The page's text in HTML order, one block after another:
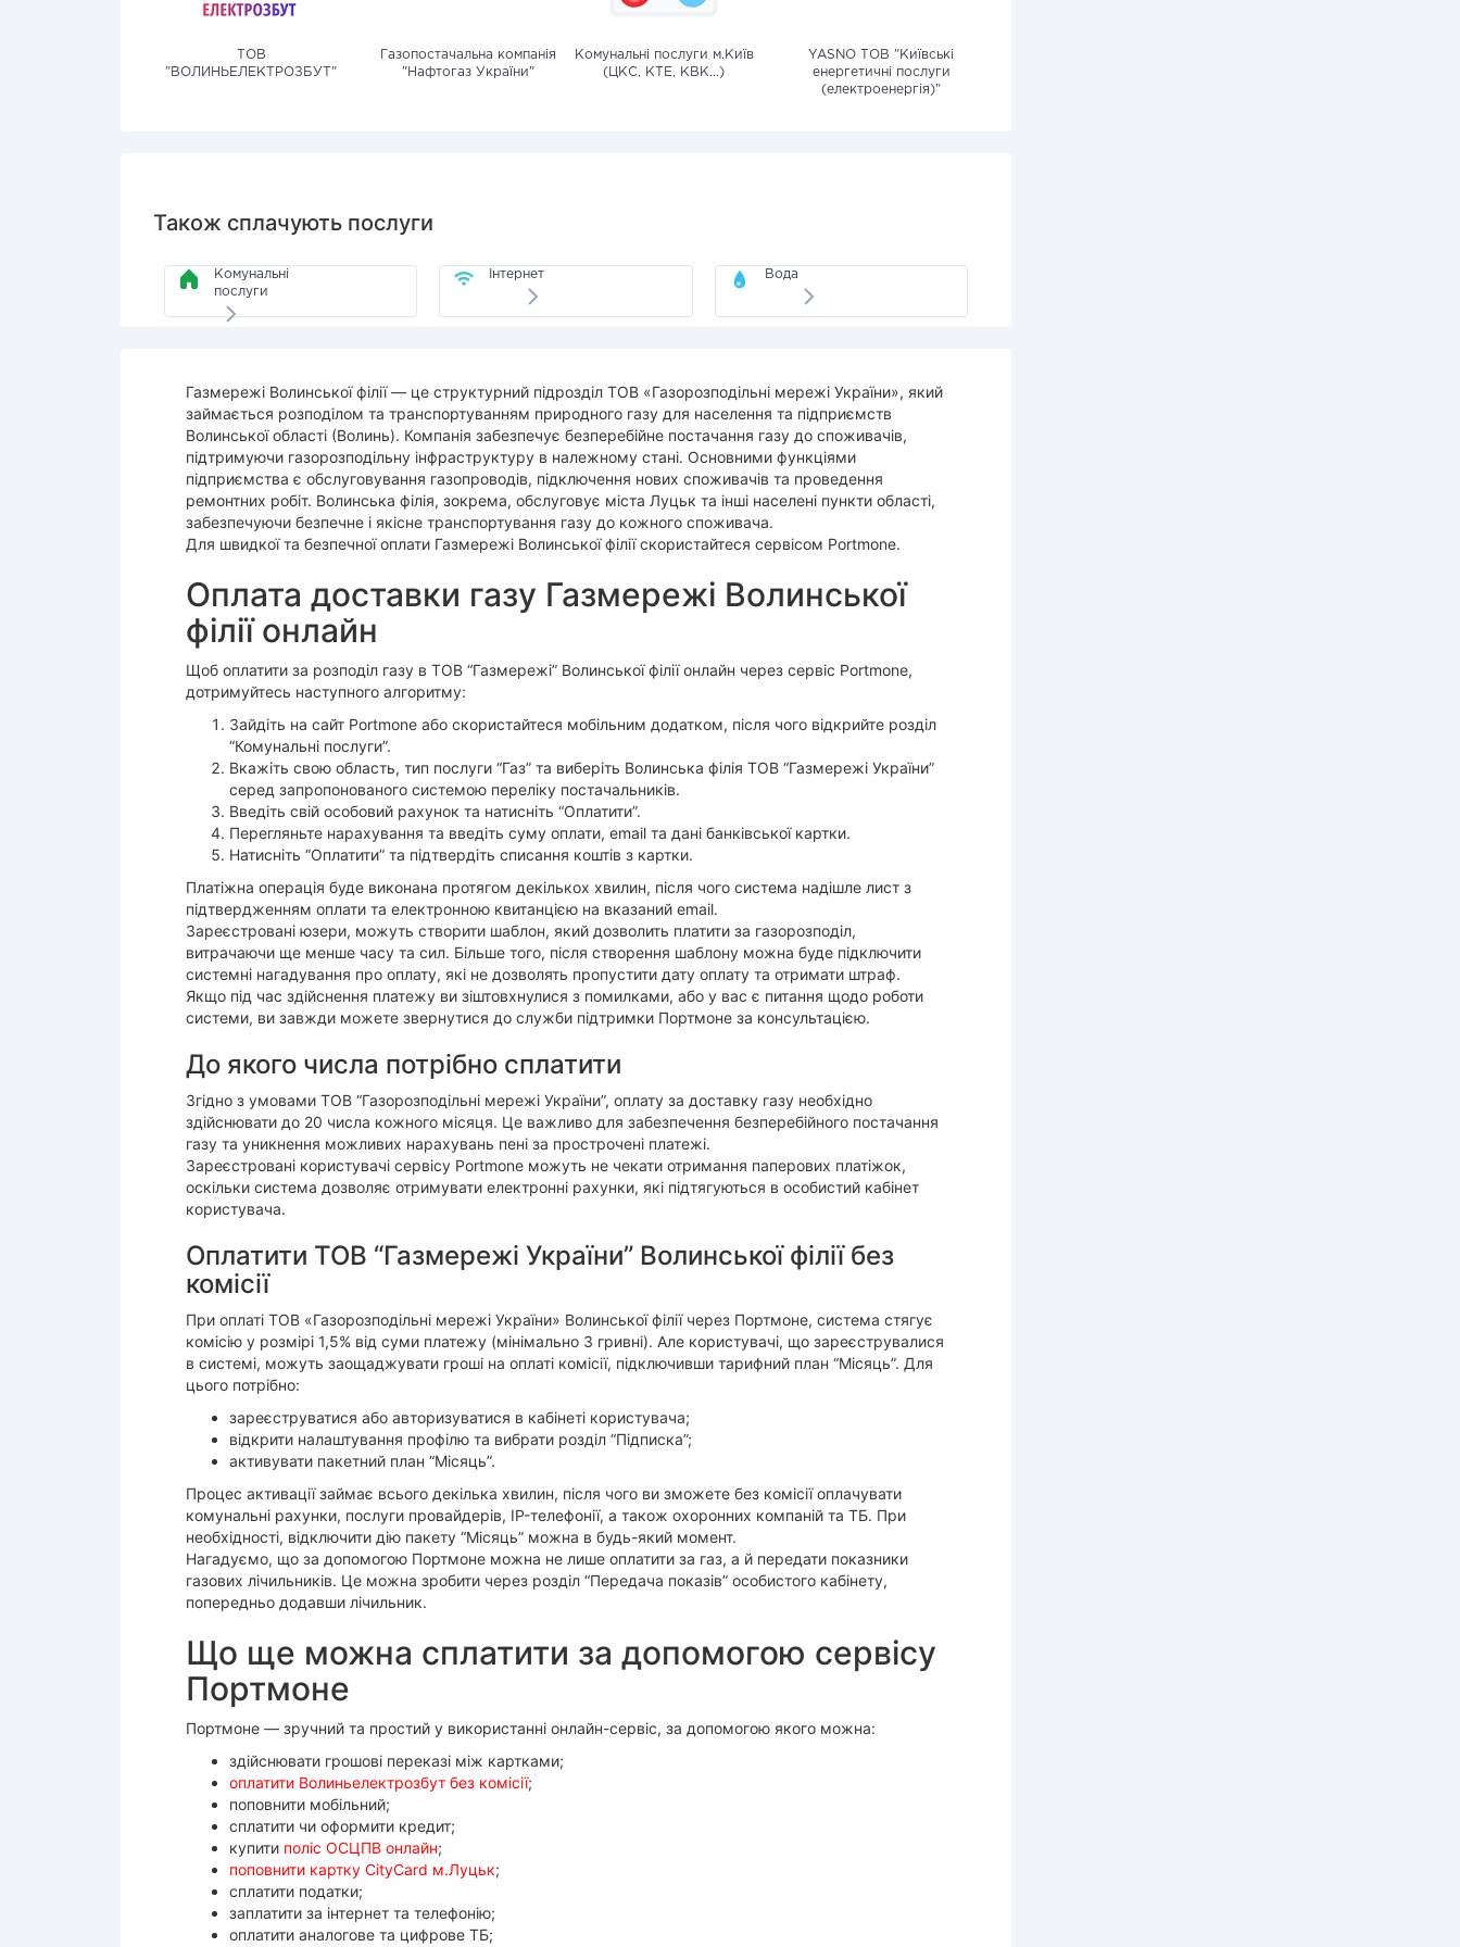
ТОВ
"ВОЛИНЬЕЛЕКТРОЗБУТ"
Газопостачальна компанія
"Нафтогаз України"
Комунальні послуги м.Київ
(ЦКС, КТЕ, КВК...)
YASNO ТОВ "Київські
енергетичні послуги
(електроенергія)"
Також сплачують послуги
Комунальні
послуги
Інтернет Вода
Газмережі Волинської філії — це структурний підрозділ ТОВ «Газорозподільні мережі України», який
займається розподілом та транспортуванням природного газу для населення та підприємств
Волинської області (Волинь). Компанія забезпечує безперебійне постачання газу до споживачів,
підтримуючи газорозподільну інфраструктуру в належному стані. Основними функціями
підприємства є обслуговування газопроводів, підключення нових споживачів та проведення
ремонтних робіт. Волинська філія, зокрема, обслуговує міста Луцьк та інші населені пункти області,
забезпечуючи безпечне і якісне транспортування газу до кожного споживача.
Для швидкої та безпечної оплати Газмережі Волинської філії скористайтеся сервісом Portmone.
Оплата доставки газу Газмережі Волинської
філії онлайн
Щоб оплатити за розподіл газу в ТОВ “Газмережі” Волинської філії онлайн через сервіс Portmone,
дотримуйтесь наступного алгоритму:
Зайдіть на сайт Portmone або скористайтеся мобільним додатком, після чого відкрийте розділ
“Комунальні послуги”.
Вкажіть свою область, тип послуги “Газ” та виберіть Волинська філія ТОВ “Газмережі України”
серед запропонованого системою переліку постачальників.
Введіть свій особовий рахунок та натисніть “Оплатити”.
Перегляньте нарахування та введіть суму оплати, email та дані банківської картки.
Натисніть “Оплатити” та підтвердіть списання коштів з картки.
Платіжна операція буде виконана протягом декількох хвилин, після чого система надішле лист з
підтвердженням оплати та електронною квитанцією на вказаний email.
Зареєстровані юзери, можуть створити шаблон, який дозволить платити за газорозподіл,
витрачаючи ще менше часу та сил. Більше того, після створення шаблону можна буде підключити
системні нагадування про оплату, які не дозволять пропустити дату оплату та отримати штраф.
Якщо під час здійснення платежу ви зіштовхнулися з помилками, або у вас є питання щодо роботи
системи, ви завжди можете звернутися до служби підтримки Портмоне за консультацією.
До якого числа потрібно сплатити
Згідно з умовами ТОВ “Газорозподільні мережі України”, оплату за доставку газу необхідно
здійснювати до 20 числа кожного місяця. Це важливо для забезпечення безперебійного постачання
газу та уникнення можливих нарахувань пені за прострочені платежі.
Зареєстровані користувачі сервісу Portmone можуть не чекати отримання паперових платіжок,
оскільки система дозволяє отримувати електронні рахунки, які підтягуються в особистий кабінет
користувача.
Оплатити ТОВ “Газмережі України” Волинської філії без
комісії
При оплаті ТОВ «Газорозподільні мережі України» Волинської філії через Портмоне, система стягує
комісію у розмірі 1,5% від суми платежу (мінімально 3 гривні). Але користувачі, що зареєструвалися
в системі, можуть заощаджувати гроші на оплаті комісії, підключивши тарифний план “Місяць”. Для
цього потрібно:
зареєструватися або авторизуватися в кабінеті користувача;
відкрити налаштування профілю та вибрати розділ “Підписка”;
активувати пакетний план “Місяць”.
Процес активації займає всього декілька хвилин, після чого ви зможете без комісії оплачувати
комунальні рахунки, послуги провайдерів, IP-телефонії, а також охоронних компаній та ТБ. При
необхідності, відключити дію пакету “Місяць” можна в будь-який момент.
Нагадуємо, що за допомогою Портмоне можна не лише оплатити за газ, а й передати показники
газових лічильників. Це можна зробити через розділ “Передача показів” особистого кабінету,
попередньо додавши лічильник.
Що ще можна сплатити за допомогою сервісу
Портмоне
Портмоне — зручний та простий у використанні онлайн-сервіс, за допомогою якого можна:
здійснювати грошові переказі між картками;
оплатити Волиньелектрозбут без комісії;
поповнити мобільний;
сплатити чи оформити кредит;
купити поліс ОСЦПВ онлайн;
поповнити картку CityCard м.Луцьк;
сплатити податки;
заплатити за інтернет та телефонію;
оплатити аналогове та цифрове ТБ;